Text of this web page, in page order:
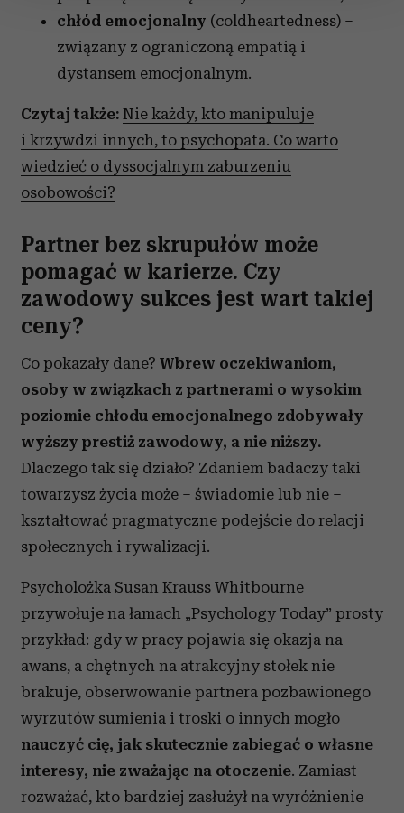
Wykorzystujemy pliki cookie do spersonalizowania treści
analizować ruch w naszej witrynie. Informacje o tym, jak
korzystasz z naszej witryny, udostępniamy partnerom
społecznościowym, reklamowym i analitycznym.
Partnerzy mogą połączyć te informacje z innymi danymi
otrzymanymi od Ciebie lub uzyskanymi podczas
korzystania z ich usług.
chłód emocjonalny (coldheartedness) –
związany z ograniczoną empatią i
dystansem emocjonalnym.
Czytaj także: Nie każdy, kto manipuluje
i krzywdzi innych, to psychopata. Co warto
wiedzieć o dyssocjalnym zaburzeniu
osobowości?
Partner bez skrupułów może
pomagać w karierze. Czy
zawodowy sukces jest wart takiej
ceny?
Co pokazały dane? Wbrew oczekiwaniom,
osoby w związkach z partnerami o wysokim
poziomie chłodu emocjonalnego zdobywały
wyższy prestiż zawodowy, a nie niższy.
Dlaczego tak się działo? Zdaniem badaczy taki
towarzysz życia może – świadomie lub nie –
kształtować pragmatyczne podejście do relacji
społecznych i rywalizacji.
Psycholożka Susan Krauss Whitbourne
przywołuje na łamach „Psychology Today” prosty
przykład: gdy w pracy pojawia się okazja na
awans, a chętnych na atrakcyjny stołek nie
brakuje, obserwowanie partnera pozbawionego
wyrzutów sumienia i troski o innych mogło
nauczyć cię, jak skutecznie zabiegać o własne
interesy, nie zważając na otoczenie. Zamiast
rozważać, kto bardziej zasłużył na wyróżnienie